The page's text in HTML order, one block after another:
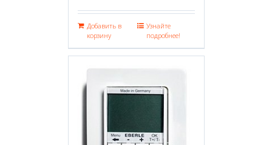
Добавить в
корзину
Узнайте
подробнее!